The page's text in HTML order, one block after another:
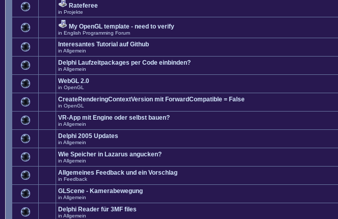
Rateferee
in Projekte
My OpenGL template - need to verify
in English Programming Forum
Interesantes Tutorial auf Github
in Allgemein
Delphi Laufzeitpackages per Code einbinden?
in Allgemein
WebGL 2.0
in OpenGL
CreateRenderingContextVersion mit ForwardCompatible = False
in OpenGL
VR-App mit Engine oder selbst bauen?
in Allgemein
Delphi 2005 Updates
in Allgemein
Wie Speicher in Lazarus angucken?
in Allgemein
Allgemeines Feedback und ein Vorschlag
in Feedback
GLScene - Kamerabewegung
in Allgemein
Delphi Reader für 3MF files
in Allgemein